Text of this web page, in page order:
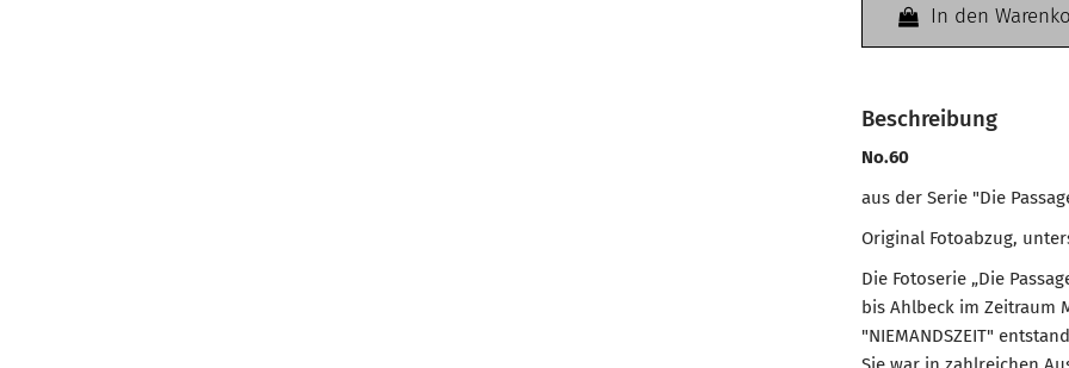
In den
Beschreibung
No.60
aus der Serie "Die
Original Fotoabzug,
Die Fotoserie „Die
bis Ahlbeck im Zeitraum
"NIEMANDSZEIT"